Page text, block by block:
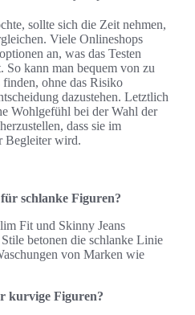
sollte sich die Zeit nehmen,
Viele Onlineshops
an, was das Testen
So kann man bequem von zu
finden, ohne das Risiko
dazustehen. Letztlich
Wohlgefühl bei der Wahl der
dass sie im
Begleiter wird.
für schlanke Figuren?
Fit und Skinny Jeans
betonen die schlanke Linie
von Marken wie
kurvige Figuren?